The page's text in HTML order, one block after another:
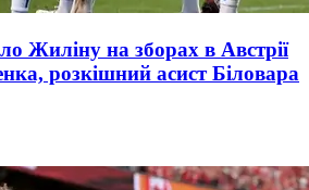
Жиліну на зборах в Австрії
розкішний асист Біловара